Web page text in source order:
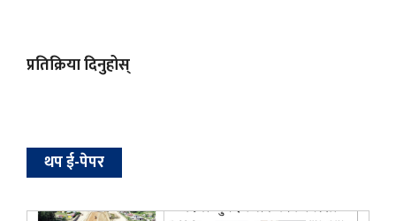
प्रतिक्रिया दिनुहोस्
थप ई-पेपर